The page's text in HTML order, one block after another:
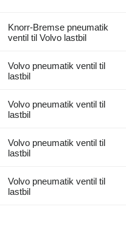
Knorr-Bremse pneumatik
ventil til Volvo lastbil
Volvo pneumatik ventil til
lastbil
Volvo pneumatik ventil til
lastbil
Volvo pneumatik ventil til
lastbil
Volvo pneumatik ventil til
lastbil